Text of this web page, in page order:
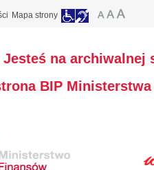
Mapa strony
Jesteś na archiwalnej
BIP